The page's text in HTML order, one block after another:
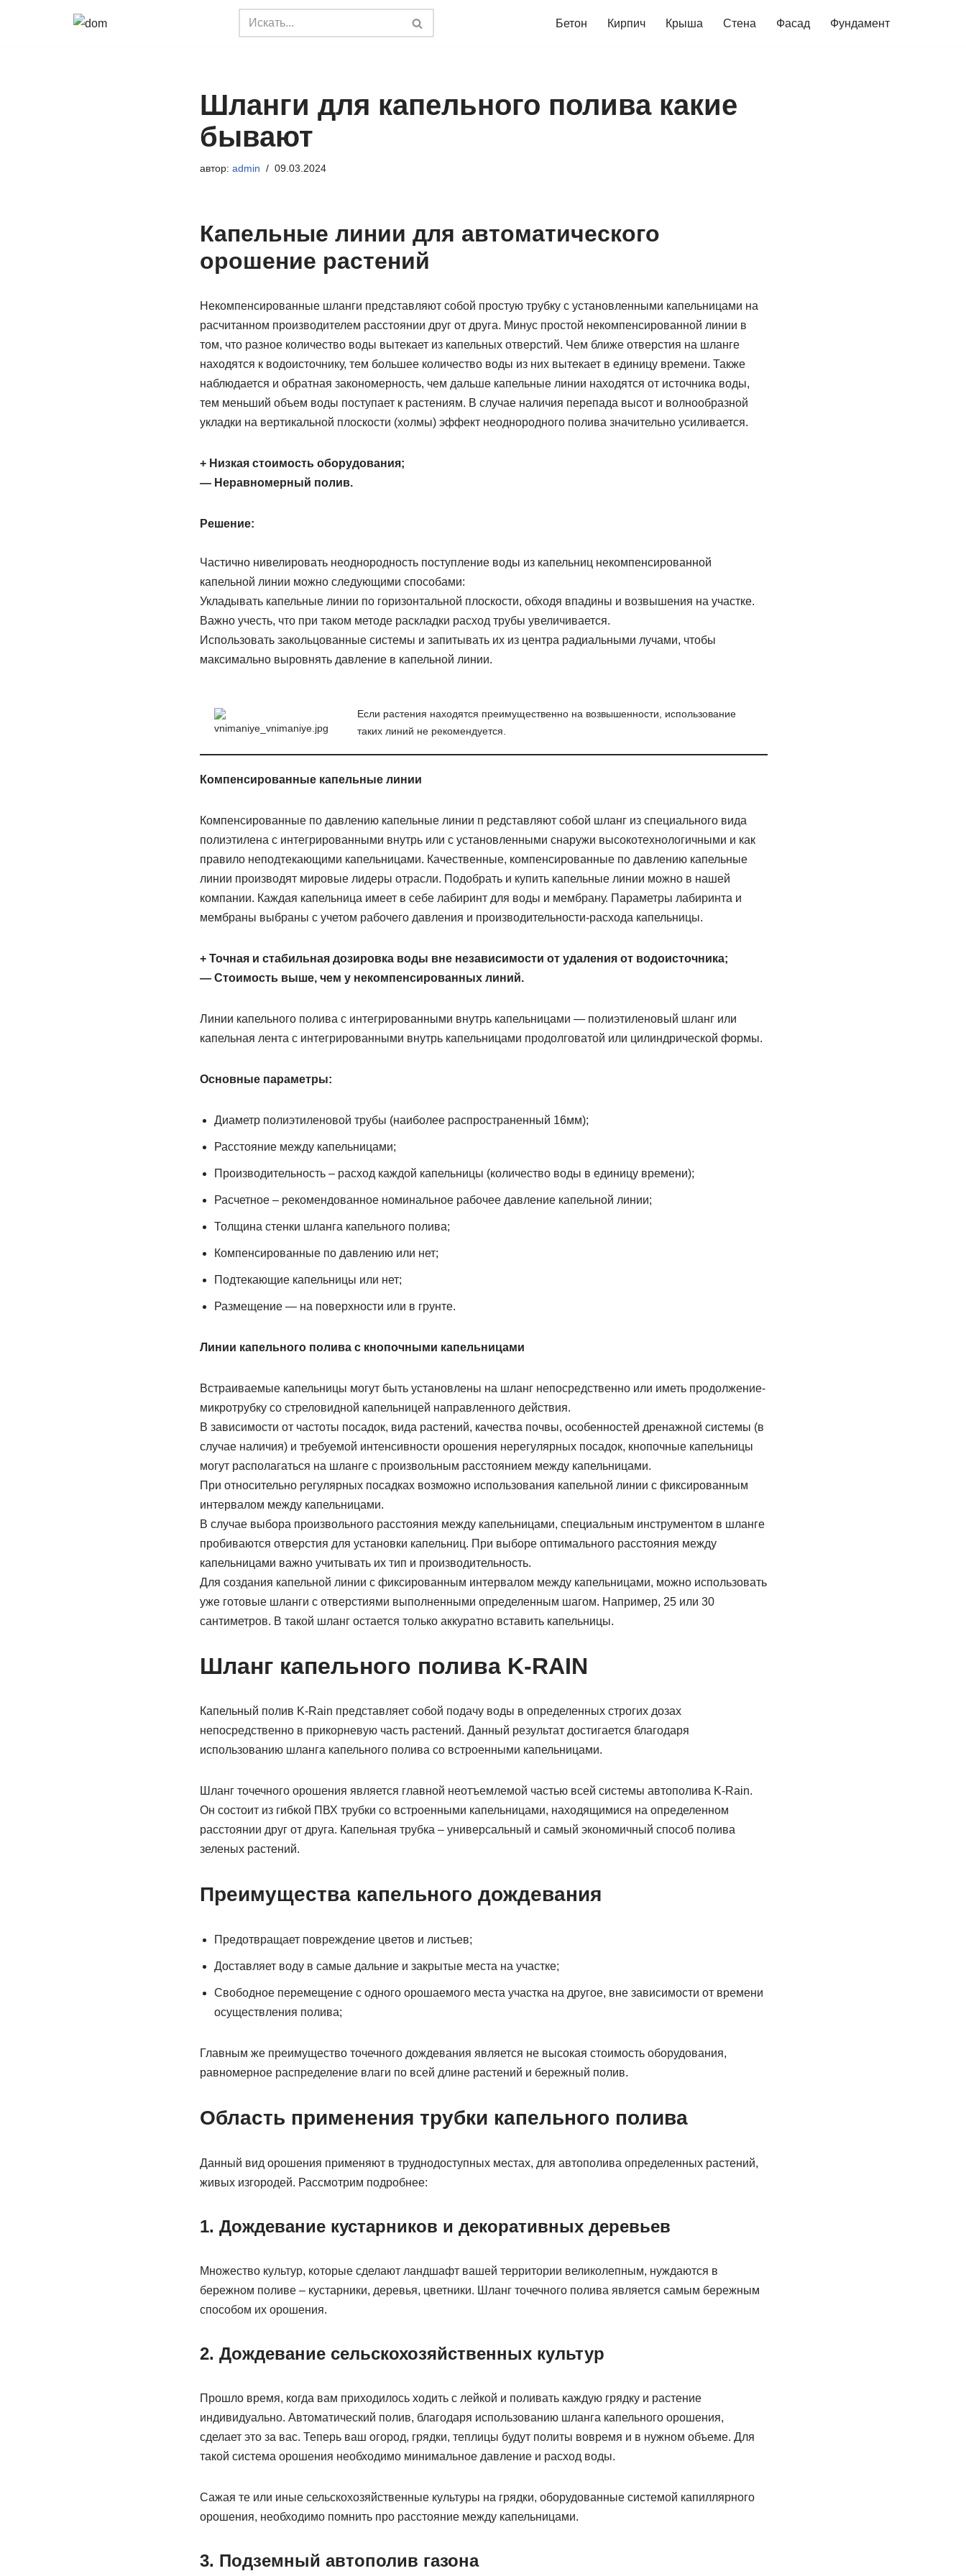
Бетон Кирпич Крыша Стена Фасад Фундамент
Шланги для капельного полива какие
бывают
автор: admin 09.03.2024
Капельные линии для автоматического
орошение растений
Некомпенсированные шланги представляют собой простую трубку с установленными капельницами на
расчитанном производителем расстоянии друг от друга. Минус простой некомпенсированной линии в
том, что разное количество воды вытекает из капельных отверстий. Чем ближе отверстия на шланге
находятся к водоисточнику, тем большее количество воды из них вытекает в единицу времени. Также
наблюдается и обратная закономерность, чем дальше капельные линии находятся от источника воды,
тем меньший объем воды поступает к растениям. В случае наличия перепада высот и волнообразной
укладки на вертикальной плоскости (холмы) эффект неоднородного полива значительно усиливается.
+ Низкая стоимость оборудования;
— Неравномерный полив.
Решение:
Частично нивелировать неоднородность поступление воды из капельниц некомпенсированной
капельной линии можно следующими способами:
Укладывать капельные линии по горизонтальной плоскости, обходя впадины и возвышения на участке.
Важно учесть, что при таком методе раскладки расход трубы увеличивается.
Использовать закольцованные системы и запитывать их из центра радиальными лучами, чтобы
максимально выровнять давление в капельной линии.
Если растения находятся преимущественно на возвышенности, использование
таких линий не рекомендуется.
Компенсированные капельные линии
Компенсированные по давлению капельные линии п редставляют собой шланг из специального вида
полиэтилена с интегрированными внутрь или с установленными снаружи высокотехнологичными и как
правило неподтекающими капельницами. Качественные, компенсированные по давлению капельные
линии производят мировые лидеры отрасли. Подобрать и купить капельные линии можно в нашей
компании. Каждая капельница имеет в себе лабиринт для воды и мембрану. Параметры лабиринта и
мембраны выбраны с учетом рабочего давления и производительности-расхода капельницы.
+ Точная и стабильная дозировка воды вне независимости от удаления от водоисточника;
— Стоимость выше, чем у некомпенсированных линий.
Линии капельного полива с интегрированными внутрь капельницами — полиэтиленовый шланг или
капельная лента с интегрированными внутрь капельницами продолговатой или цилиндрической формы.
Основные параметры:
Диаметр полиэтиленовой трубы (наиболее распространенный 16мм);
Расстояние между капельницами;
Производительность – расход каждой капельницы (количество воды в единицу времени);
Расчетное – рекомендованное номинальное рабочее давление капельной линии;
Толщина стенки шланга капельного полива;
Компенсированные по давлению или нет;
Подтекающие капельницы или нет;
Размещение — на поверхности или в грунте.
Линии капельного полива с кнопочными капельницами
Встраиваемые капельницы могут быть установлены на шланг непосредственно или иметь продолжение-
микротрубку со стреловидной капельницей направленного действия.
В зависимости от частоты посадок, вида растений, качества почвы, особенностей дренажной системы (в
случае наличия) и требуемой интенсивности орошения нерегулярных посадок, кнопочные капельницы
могут располагаться на шланге с произвольным расстоянием между капельницами.
При относительно регулярных посадках возможно использования капельной линии с фиксированным
интервалом между капельницами.
В случае выбора произвольного расстояния между капельницами, специальным инструментом в шланге
пробиваются отверстия для установки капельниц. При выборе оптимального расстояния между
капельницами важно учитывать их тип и производительность.
Для создания капельной линии с фиксированным интервалом между капельницами, можно использовать
уже готовые шланги с отверстиями выполненными определенным шагом. Например, 25 или 30
сантиметров. В такой шланг остается только аккуратно вставить капельницы.
Шланг капельного полива K-RAIN
Капельный полив K-Rain представляет собой подачу воды в определенных строгих дозах
непосредственно в прикорневую часть растений. Данный результат достигается благодаря
использованию шланга капельного полива со встроенными капельницами.
Шланг точечного орошения является главной неотъемлемой частью всей системы автополива K-Rain.
Он состоит из гибкой ПВХ трубки со встроенными капельницами, находящимися на определенном
расстоянии друг от друга. Капельная трубка – универсальный и самый экономичный способ полива
зеленых растений.
Преимущества капельного дождевания
Предотвращает повреждение цветов и листьев;
Доставляет воду в самые дальние и закрытые места на участке;
Свободное перемещение с одного орошаемого места участка на другое, вне зависимости от времени
осуществления полива;
Главным же преимущество точечного дождевания является не высокая стоимость оборудования,
равномерное распределение влаги по всей длине растений и бережный полив.
Область применения трубки капельного полива
Данный вид орошения применяют в труднодоступных местах, для автополива определенных растений,
живых изгородей. Рассмотрим подробнее:
1. Дождевание кустарников и декоративных деревьев
Множество культур, которые сделают ландшафт вашей территории великолепным, нуждаются в
бережном поливе – кустарники, деревья, цветники. Шланг точечного полива является самым бережным
способом их орошения.
2. Дождевание сельскохозяйственных культур
Прошло время, когда вам приходилось ходить с лейкой и поливать каждую грядку и растение
индивидуально. Автоматический полив, благодаря использованию шланга капельного орошения,
сделает это за вас. Теперь ваш огород, грядки, теплицы будут политы вовремя и в нужном объеме. Для
такой система орошения необходимо минимальное давление и расход воды.
Сажая те или иные сельскохозяйственные культуры на грядки, оборудованные системой капиллярного
орошения, необходимо помнить про расстояние между капельницами.
3. Подземный автополив газона